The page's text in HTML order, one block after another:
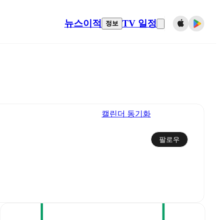
뉴스이적 정보 TV 일정
캘린더 동기화
팔로우